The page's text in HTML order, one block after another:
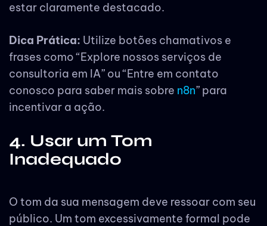
estar claramente destacado.
Dica Prática: Utilize botões chamativos e
frases como “Explore nossos serviços de
consultoria em IA” ou “Entre em contato
conosco para saber mais sobre n8n” para
incentivar a ação.
4. Usar um Tom
Inadequado
O tom da sua mensagem deve ressoar com seu
público. Um tom excessivamente formal pode